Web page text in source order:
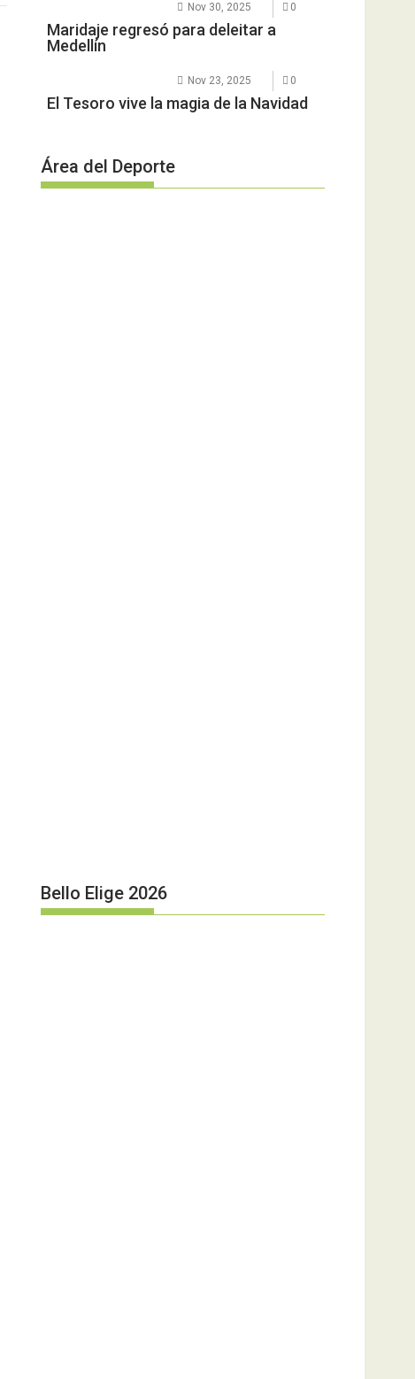
Nov 30, 2025 0
Maridaje regresó para deleitar a
Medellín
Nov 23, 2025 0
El Tesoro vive la magia de la Navidad
Área del Deporte
Bello Elige 2026